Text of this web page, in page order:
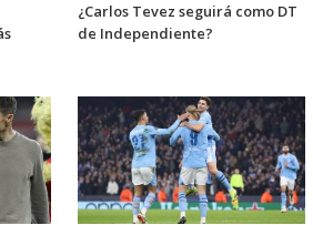
¿Carlos Tevez seguirá como DT
de Independiente?